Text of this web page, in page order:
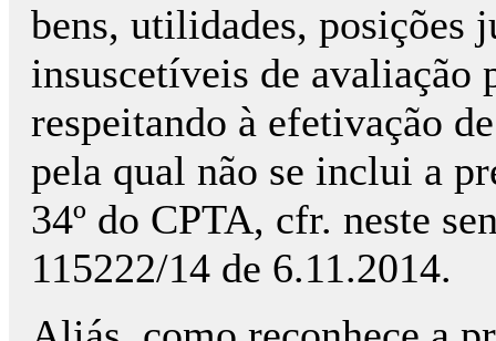
bens, utilidades, posições
insuscetíveis de avaliação
respeitando à efetivação
pela qual não se inclui a
34º do CPTA, cfr. neste
115222/14 de 6.11.2014.